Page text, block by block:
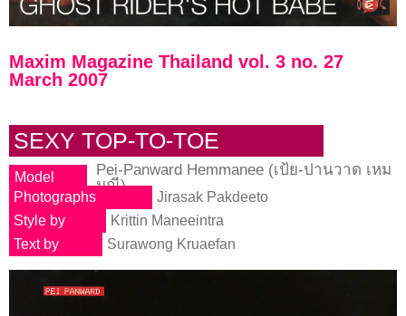
Maxim Magazine Thailand vol. 3 no. 27
March 2007
SEXY TOP-TO-TOE
Model
Pei-Panward Hemmanee (เป้ย-ปานวาด เหม
มณี)
Photographs
Jirasak Pakdeeto
Style by
Krittin Maneeintra
Text by
Surawong Kruaefan